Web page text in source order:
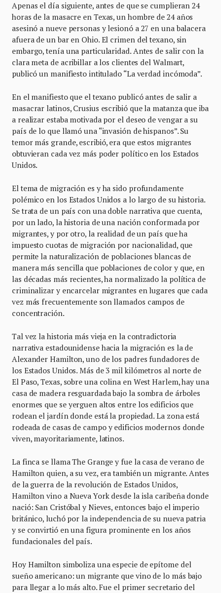
Apenas el día siguiente, antes de que se cumplieran 24
horas de la masacre en Texas, un hombre de 24 años
asesinó a nueve personas y lesionó a 27 en una balacera
afuera de un bar en Ohio. El crimen del texano, sin
embargo, tenía una particularidad. Antes de salir con la
clara meta de acribillar a los clientes del Walmart,
publicó un manifiesto intitulado “La verdad incómoda”.
En el manifiesto que el texano publicó antes de salir a
masacrar latinos, Crusius escribió que la matanza que iba
a realizar estaba motivada por el deseo de vengar a su
país de lo que llamó una “invasión de hispanos”. Su
temor más grande, escribió, era que estos migrantes
obtuvieran cada vez más poder político en los Estados
Unidos.
El tema de migración es y ha sido profundamente
polémico en los Estados Unidos a lo largo de su historia.
Se trata de un país con una doble narrativa que cuenta,
por un lado, la historia de una nación conformada por
migrantes, y por otro, la realidad de un país que ha
impuesto cuotas de migración por nacionalidad, que
permite la naturalización de poblaciones blancas de
manera más sencilla que poblaciones de color y que, en
las décadas más recientes, ha normalizado la política de
criminalizar y encarcelar migrantes en lugares que cada
vez más frecuentemente son llamados campos de
concentración.
Tal vez la historia más vieja en la contradictoria
narrativa estadounidense hacia la migración es la de
Alexander Hamilton, uno de los padres fundadores de
los Estados Unidos. Más de 3 mil kilómetros al norte de
El Paso, Texas, sobre una colina en West Harlem, hay una
casa de madera resguardada bajo la sombra de árboles
enormes que se yerguen altos entre los edificios que
rodean el jardín donde está la propiedad. La zona está
rodeada de casas de campo y edificios modernos donde
viven, mayoritariamente, latinos.
La finca se llama The Grange y fue la casa de verano de
Hamilton quien, a su vez, era también un migrante. Antes
de la guerra de la revolución de Estados Unidos,
Hamilton vino a Nueva York desde la isla caribeña donde
nació: San Cristóbal y Nieves, entonces bajo el imperio
británico, luchó por la independencia de su nueva patria
y se convirtió en una figura prominente en los años
fundacionales del país.
Hoy Hamilton simboliza una especie de epítome del
sueño americano: un migrante que vino de lo más bajo
para llegar a lo más alto. Fue el primer secretario del